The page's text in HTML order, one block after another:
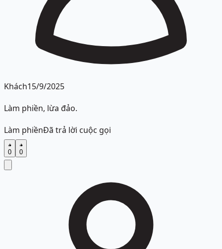
Khách15/9/2025
Làm phiền, lừa đảo.
Làm phiềnĐã trả lời cuộc gọi
0 0